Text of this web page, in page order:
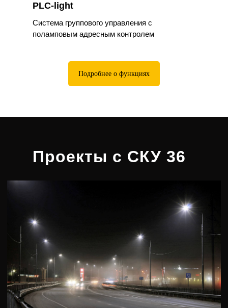
Система группового управления с
поламповым адресным контролем
PLC-light
Подробнее о функциях
Проекты с СКУ 36